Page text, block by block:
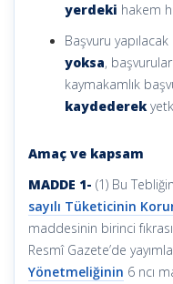
yerdeki hakem
Başvuru
yoksa, başvurular
kaymakamlık
kaydederek
Amaç ve kapsam
MADDE 1- (1) Bu
sayılı Tüketicinin
maddesinin birinci
Resmî Gazete’de
Yönetmeliğinin 6 ncı